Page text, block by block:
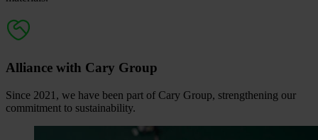
Alliance with Cary Group
Since 2021, we have been part of Cary Group, strengthening our
commitment to sustainability.